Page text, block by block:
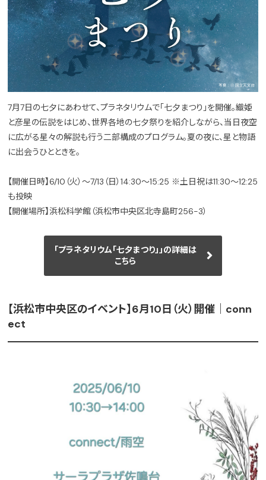
7月7日の七夕にあわせて、プラネタリウムで「七夕まつり」を開催。織姫
と彦星の伝説をはじめ、世界各地の七夕祭りを紹介しながら、当日夜空
に広がる星々の解説も行う二部構成のプログラム。夏の夜に、星と物語
に出会うひとときを。
【開催日時】6/10（火）〜7/13（日）14:30〜15:25 ※土日祝は11:30〜12:25
も投映
【開催場所】浜松科学館（浜松市中央区北寺島町256-3）
「プラネタリウム「七夕まつり」」の詳細は
こちら
【浜松市中央区のイベント】6月10日（火）開催｜conn
ect